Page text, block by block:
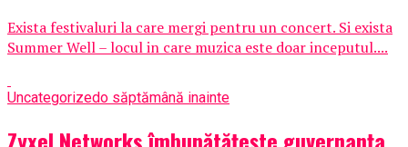
Exista festivaluri la care mergi pentru un concert. Si exista
Summer Well – locul in care muzica este doar inceputul....
Uncategorizedo săptămână inainte
Zyxel Networks îmbunătățește guvernanța